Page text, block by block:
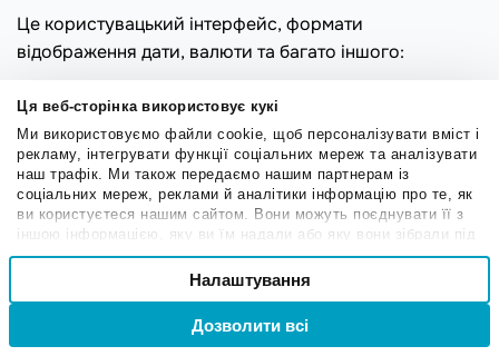
Ця веб-сторінка використовує кукі
Ми використовуємо файли cookie, щоб персоналізувати вміст і
рекламу, інтегрувати функції соціальних мереж та аналізувати
наш трафік. Ми також передаємо нашим партнерам із
соціальних мереж, реклами й аналітики інформацію про те, як
ви користуєтеся нашим сайтом. Вони можуть поєднувати її з
іншою інформацією, яку ви їм надали або яку вони зібрали під
час вашого користування їхніми службами.
Вибір
Привілейовані
Налаштування
Дозволити всі
Це користувацький інтерфейс, формати
відображення дати, валюти та багато іншого:
записана як 7–10–2023. А в Індії вона має інший
вигляд — 10–7–2023. Тому, для кожного регіону
треба використовувати свій формат або
міжнародно прийнятий — РРРР-ММ-ДД, тобто
2023–07–10.
Курс, початково розроблений для аудиторії
США, та який продається на інших ринках, може
використовувати американський долар як
валюту за замовчуванням, але необхідно